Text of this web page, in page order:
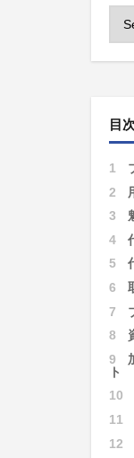
目次
1
2
3
4
5
6
7
8
9
ト
10
11
12